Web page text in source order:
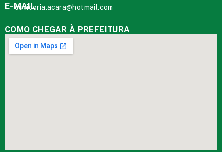
E-MAIL
ouvidoria.acara@hotmail.com
COMO CHEGAR À PREFEITURA